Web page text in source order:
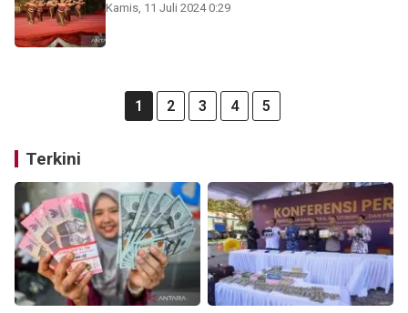
Kamis, 11 Juli 2024 0:29
1 2 3 4 5
Terkini